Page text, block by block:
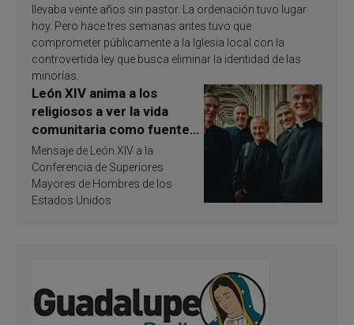
llevaba veinte años sin pastor. La ordenación tuvo lugar
hoy. Pero hace tres semanas antes tuvo que
comprometer públicamente a la Iglesia local con la
controvertida ley que busca eliminar la identidad de las
minorías.
León XIV anima a los
religiosos a ver la vida
comunitaria como fuente
de inspiración y
santificación
Mensaje de León XIV a la
Conferencia de Superiores
Mayores de Hombres de los
Estados Unidos